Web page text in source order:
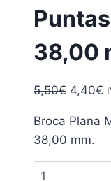
38,00
5,50€ El
original
era:
5,50€.
4,40€
Broca Plana
38,00 mm.
Broca